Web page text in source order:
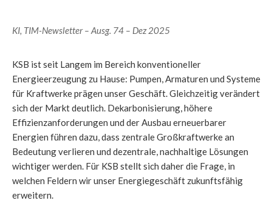
KI, TIM-Newsletter – Ausg. 74 – Dez 2025
KSB ist seit Langem im Bereich konventioneller
Energieerzeugung zu Hause: Pumpen, Armaturen und Systeme
für Kraftwerke prägen unser Geschäft. Gleichzeitig verändert
sich der Markt deutlich. Dekarbonisierung, höhere
Effizienzanforderungen und der Ausbau erneuerbarer
Energien führen dazu, dass zentrale Großkraftwerke an
Bedeutung verlieren und dezentrale, nachhaltige Lösungen
wichtiger werden. Für KSB stellt sich daher die Frage, in
welchen Feldern wir unser Energiegeschäft zukunftsfähig
erweitern.